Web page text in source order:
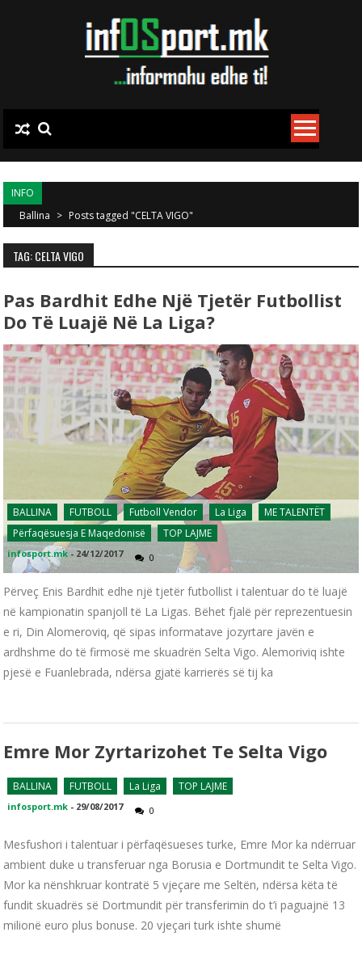
INFO
Ballina > Posts tagged "CELTA VIGO"
TAG: CELTA VIGO
Pas Bardhit Edhe Një Tjetër Futbollist
Do Të Luajë Në La Liga?
BALLINA FUTBOLL Futboll Vendor La Liga
ME TALENTËT
Përfaqësuesja E Maqedonisë
TOP LAJME
infosport.mk -24/12/2017 0
Përveç Enis Bardhit edhe një tjetër futbollist i talentuar do të luajë
në kampionatin spanjoll të La Ligas. Bëhet fjalë për reprezentuesin
e ri, Din Alomeroviq, që sipas informatave jozyrtare javën e
ardhshme do të firmosë me skuadrën Selta Vigo. Alemoriviq ishte
pjesë e Fuanlebrada, ndërsa gjatë karrierës së tij ka
Emre Mor Zyrtarizohet Te Selta Vigo
BALLINA FUTBOLL La Liga TOP LAJME
infosport.mk - 29/08/2017 0
Mesfushori i talentuar i përfaqësueses turke, Emre Mor ka ndërruar
ambient duke u transferuar nga Borusia e Dortmundit te Selta Vigo.
Mor ka nënshkruar kontratë 5 vjeçare me Seltën, ndërsa këta të
fundit skuadrës së Dortmundit për transferimin do t’i paguajnë 13
milionë euro plus bonuse. 20 vjeçari turk ishte shumë